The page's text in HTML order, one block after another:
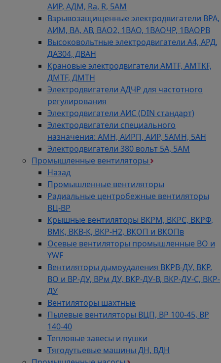
АИР, АДМ, Ra, R, 5AM
Взрывозащищенные электродвигатели ВРА,
АИМ, ВА, АВ, ВАO2, 1ВАО, 1ВАОЧР, 1ВАОРВ
Высоковольтные электродвигатели A4, АРД,
ДАЗ04, ДВАН
Крановые электродвигатели AMTF, AMTKF,
ДMTF, ДМТН
Электродвигатели АДЧР для частотного
регулирования
Электродвигатели АИС (DIN стандарт)
Электродвигатели специального
назначения: АМН, АИРП, АИР, 5АМН, 5АН
Электродвигатели 380 вольт 5А, 5АМ
Промышленные вентиляторы
Назад
Промышленные вентиляторы
Радиальные центробежные вентиляторы
ВЦ-ВР
Крышные вентиляторы ВКРМ, ВКРС, ВКРФ,
ВМК, ВКВ-К, ВКР-Н2, ВКОП и ВКОПв
Осевые вентиляторы промышленные ВО и
YWF
Вентиляторы дымоудаления ВКРВ-ДУ, ВКР,
ВО и ВР-ДУ, ВРм ДУ, ВКР-ДУ-В, ВКР-ДУ-С, ВКР-
ДУ
Вентиляторы шахтные
Пылевые вентиляторы ВЦП, ВР 100-45, ВР
140-40
Тепловые завесы и пушки
Тягодутьевые машины ДН, ВДН